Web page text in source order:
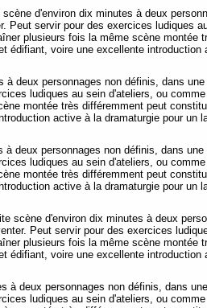
d'environ dix minutes à deux
Peut servir pour des exercices ludiques
plusieurs fois la même scène montée
édifiant, voire une excellente introduction
à deux personnages non définis, dans
ludiques au sein d'ateliers, ou
montée très différemment peut
active à la dramaturgie pour un
deux personnages non définis, dans une
ludiques au sein d'ateliers, ou
montée très différemment peut
active à la dramaturgie pour un
scène d'environ dix minutes à deux
Peut servir pour des exercices
plusieurs fois la même scène montée
édifiant, voire une excellente introduction
à deux personnages non définis, dans
ludiques au sein d'ateliers, ou